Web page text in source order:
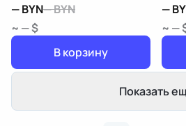
—BYN—BYN
~ — $
В корзину
—
~ —
Показать